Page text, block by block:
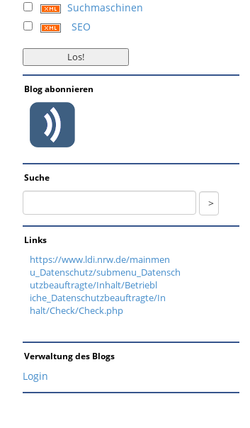
Suchmaschinen
SEO
Blog abonnieren
Suche
Links
https://www.ldi.nrw.de/mainmen
u_Datenschutz/submenu_Datensch
utzbeauftragte/Inhalt/Betriebl
iche_Datenschutzbeauftragte/In
halt/Check/Check.php
Verwaltung des Blogs
Login